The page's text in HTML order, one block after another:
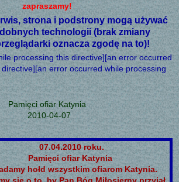
zapraszamy!
strona i podstrony mogą używać
technologii (brak zmiany
oznacza zgodę na to)!
processing this directive][an error occurred
error occurred while processing
Pamięci ofiar Katynia
2010-04-07
07.04.2010 roku.
Pamięci ofiar Katynia
hołd wszystkim ofiarom Katynia.
się o to, by Pan Bóg Miłosierny przyjął